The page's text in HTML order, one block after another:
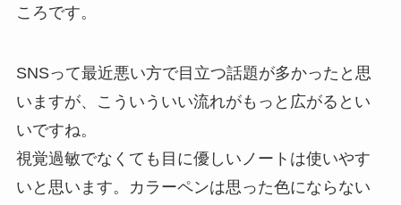
ころです。
SNSって最近悪い方で目立つ話題が多かったと思
いますが、こういういい流れがもっと広がるとい
いですね。
視覚過敏でなくても目に優しいノートは使いやす
いと思います。カラーペンは思った色にならない